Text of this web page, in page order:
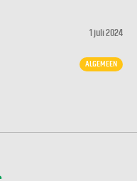
1 juli 2024
ALGEMEEN